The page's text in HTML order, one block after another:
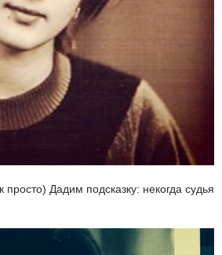
просто) Дадим подсказку: некогда судья